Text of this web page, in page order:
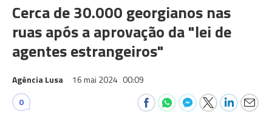
Cerca de 30.000 georgianos nas
ruas após a aprovação da "lei de
agentes estrangeiros"
Agência Lusa 16 mai 2024 00:09
0